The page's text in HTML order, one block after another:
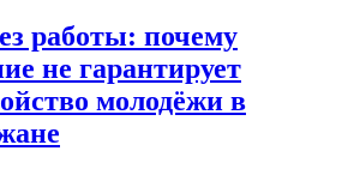
работы: почему
не гарантирует
молодёжи в